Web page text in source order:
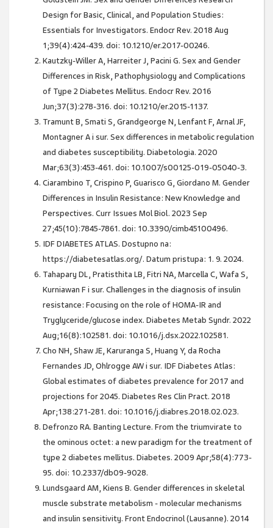
Design for Basic, Clinical, and Population Studies:
Essentials for Investigators. Endocr Rev. 2018 Aug
1;39(4):424-439. doi: 10.1210/er.2017-00246.
Kautzky-Willer A, Harreiter J, Pacini G. Sex and Gender
Differences in Risk, Pathophysiology and Complications
of Type 2 Diabetes Mellitus. Endocr Rev. 2016
Jun;37(3):278-316. doi: 10.1210/er.2015-1137.
Tramunt B, Smati S, Grandgeorge N, Lenfant F, Arnal JF,
Montagner A i sur. Sex differences in metabolic regulation
and diabetes susceptibility. Diabetologia. 2020
Mar;63(3):453-461. doi: 10.1007/s00125-019-05040-3.
Ciarambino T, Crispino P, Guarisco G, Giordano M. Gender
Differences in Insulin Resistance: New Knowledge and
Perspectives. Curr Issues Mol Biol. 2023 Sep
27;45(10):7845-7861. doi: 10.3390/cimb45100496.
IDF DIABETES ATLAS. Dostupno na:
https://diabetesatlas.org/. Datum pristupa: 1. 9. 2024.
Tahapary DL, Pratisthita LB, Fitri NA, Marcella C, Wafa S,
Kurniawan F i sur. Challenges in the diagnosis of insulin
resistance: Focusing on the role of HOMA-IR and
Tryglyceride/glucose index. Diabetes Metab Syndr. 2022
Aug;16(8):102581. doi: 10.1016/j.dsx.2022.102581.
Cho NH, Shaw JE, Karuranga S, Huang Y, da Rocha
Fernandes JD, Ohlrogge AW i sur. IDF Diabetes Atlas:
Global estimates of diabetes prevalence for 2017 and
projections for 2045. Diabetes Res Clin Pract. 2018
Apr;138:271-281. doi: 10.1016/j.diabres.2018.02.023.
Defronzo RA. Banting Lecture. From the triumvirate to
the ominous octet: a new paradigm for the treatment of
type 2 diabetes mellitus. Diabetes. 2009 Apr;58(4):773-
95. doi: 10.2337/db09-9028.
Lundsgaard AM, Kiens B. Gender differences in skeletal
muscle substrate metabolism - molecular mechanisms
and insulin sensitivity. Front Endocrinol (Lausanne). 2014